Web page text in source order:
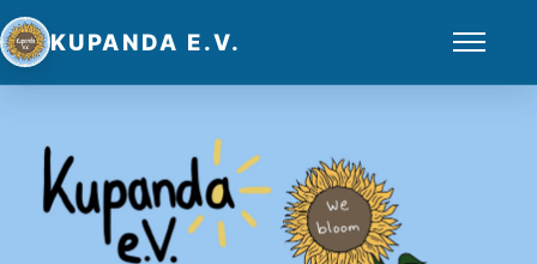
KUPANDA E.V.